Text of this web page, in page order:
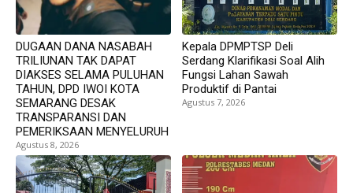
DUGAAN DANA NASABAH
TRILIUNAN TAK DAPAT
DIAKSES SELAMA PULUHAN
TAHUN, DPD IWOI KOTA
SEMARANG DESAK
TRANSPARANSI DAN
PEMERIKSAAN MENYELURUH
Agustus 8, 2026
Kepala DPMPTSP Deli
Serdang Klarifikasi Soal Alih
Fungsi Lahan Sawah
Produktif di Pantai
Agustus 7, 2026